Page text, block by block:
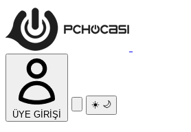
ÜYE GİRİŞİ
☀️ 🌙